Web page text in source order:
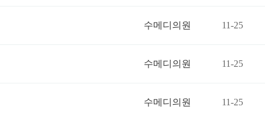
수메디의원 11-25
수메디의원 11-25
수메디의원 11-25